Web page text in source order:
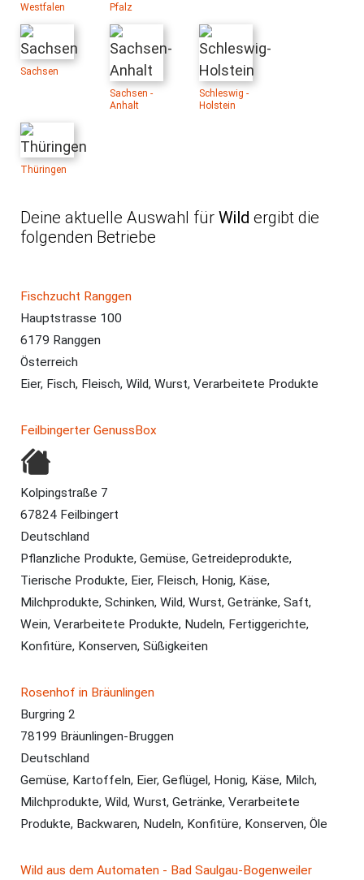
Westfalen
Pfalz
Sachsen
Sachsen -
Anhalt
Schleswig -
Holstein
Thüringen
Deine aktuelle Auswahl für Wild ergibt die
folgenden Betriebe
Fischzucht Ranggen
Hauptstrasse 100
6179 Ranggen
Österreich
Eier, Fisch, Fleisch, Wild, Wurst, Verarbeitete Produkte
Feilbingerter GenussBox
Kolpingstraße 7
67824 Feilbingert
Deutschland
Pflanzliche Produkte, Gemüse, Getreideprodukte,
Tierische Produkte, Eier, Fleisch, Honig, Käse,
Milchprodukte, Schinken, Wild, Wurst, Getränke, Saft,
Wein, Verarbeitete Produkte, Nudeln, Fertiggerichte,
Konfitüre, Konserven, Süßigkeiten
Rosenhof in Bräunlingen
Burgring 2
78199 Bräunlingen-Bruggen
Deutschland
Gemüse, Kartoffeln, Eier, Geflügel, Honig, Käse, Milch,
Milchprodukte, Wild, Wurst, Getränke, Verarbeitete
Produkte, Backwaren, Nudeln, Konfitüre, Konserven, Öle
Wild aus dem Automaten - Bad Saulgau-Bogenweiler